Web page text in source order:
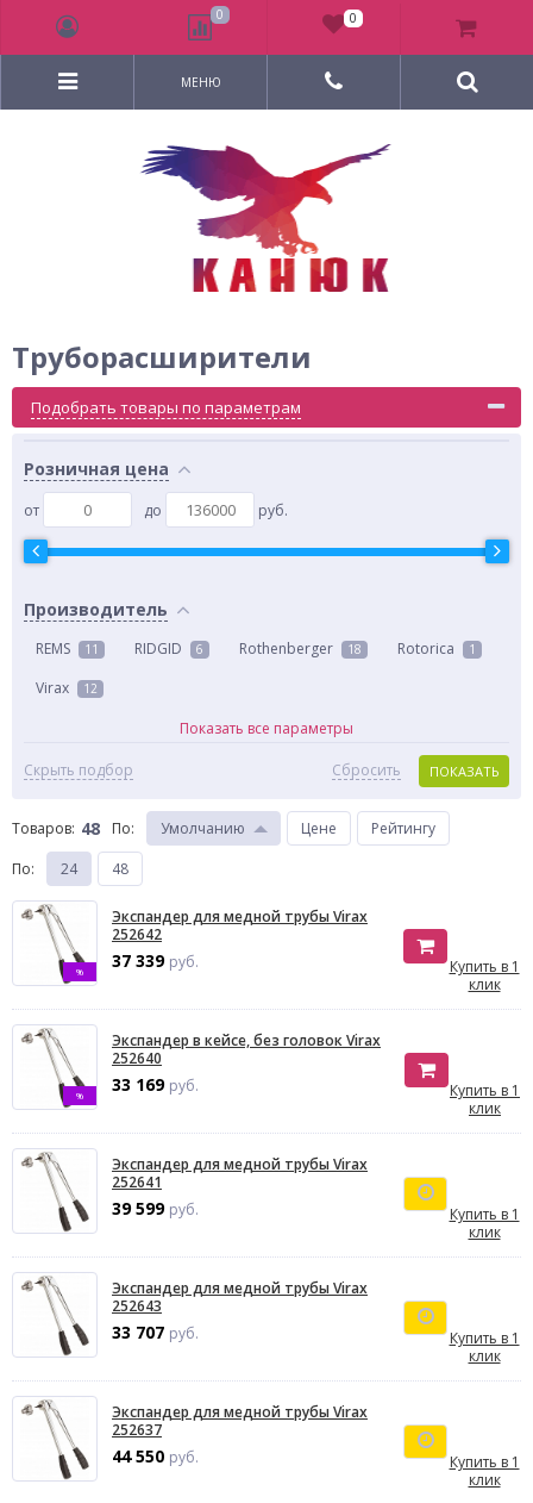
МЕНЮ
Труборасширители
Подобрать товары по параметрам
Розничная цена
от до руб.
Производитель
REMS 11 RIDGID 6 Rothenberger 18 Rotorica 1
Virax 12
Показать все параметры
Скрыть подбор ПОКАЗАТЬ
Сбросить
Товаров: 48 По: Умолчанию Цене
Рейтингу
По: 24 48
%
Экспандер для медной трубы Virax
252642
37 339 руб.
Купить в 1
клик
%
Экспандер в кейсе, без головок Virax
252640
33 169 руб.
Купить в 1
клик
Экспандер для медной трубы Virax
252641
39 599 руб.
Купить в 1
клик
Экспандер для медной трубы Virax
252643
33 707 руб.
Купить в 1
клик
Экспандер для медной трубы Virax
252637
44 550 руб.
Купить в 1
клик
0 0